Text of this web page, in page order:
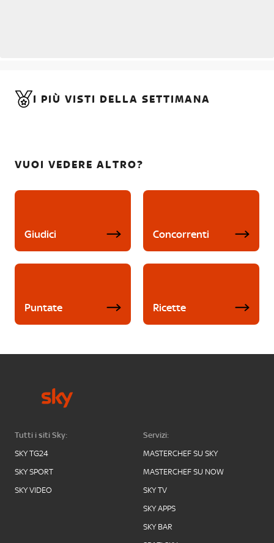
I PIÙ VISTI DELLA SETTIMANA
VUOI VEDERE ALTRO?
Giudici Concorrenti
Puntate Ricette
Tutti i siti Sky:
SKY TG24
SKY SPORT
SKY VIDEO
Servizi:
MASTERCHEF SU SKY
MASTERCHEF SU NOW
SKY TV
SKY APPS
SKY BAR